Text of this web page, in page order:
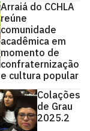
Arraiá do CCHLA
reúne
comunidade
acadêmica em
momento de
confraternização
e cultura popular
Colações
de Grau
2025.2